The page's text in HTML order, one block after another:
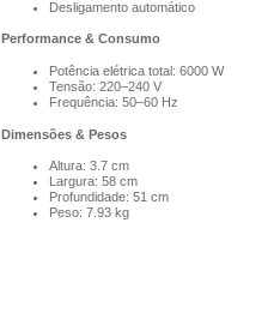
Desligamento automático
Performance & Consumo
Potência elétrica total: 6000 W
Tensão: 220–240 V
Frequência: 50–60 Hz
Dimensões & Pesos
Altura: 3.7 cm
Largura: 58 cm
Profundidade: 51 cm
Peso: 7.93 kg